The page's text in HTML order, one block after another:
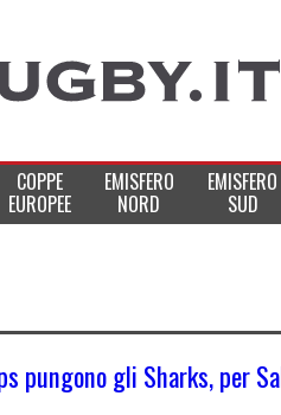
COPPE
EUROPEE
EMISFERO
NORD
EMISFERO
SUD
pungono gli Sharks, per